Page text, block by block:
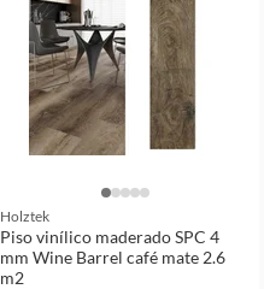
Holztek
Piso vinílico maderado SPC 4
mm Wine Barrel café mate 2.6
m2